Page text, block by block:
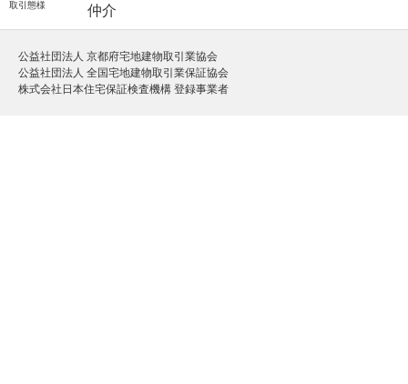
取引態様 仲介
公益社団法人 京都府宅地建物取引業協会
公益社団法人 全国宅地建物取引業保証協会
株式会社日本住宅保証検査機構 登録事業者